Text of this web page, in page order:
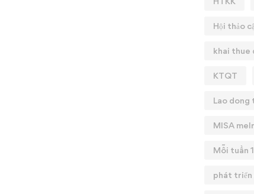
Hội thảo
khai thue
KTQT
Lao dong
MISA
Mỗi tuần
phát triển